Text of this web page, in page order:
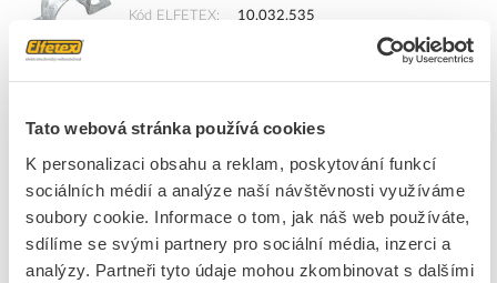
Tato webová stránka používá cookies
K personalizaci obsahu a reklam, poskytování funkcí
sociálních médií a analýze naší návštěvnosti využíváme
soubory cookie. Informace o tom, jak náš web používáte,
sdílíme se svými partnery pro sociální média, inzerci a
analýzy. Partneři tyto údaje mohou zkombinovat s dalšími
Kód ELFETEX
10.032.535
ks do košíku
Více než 100